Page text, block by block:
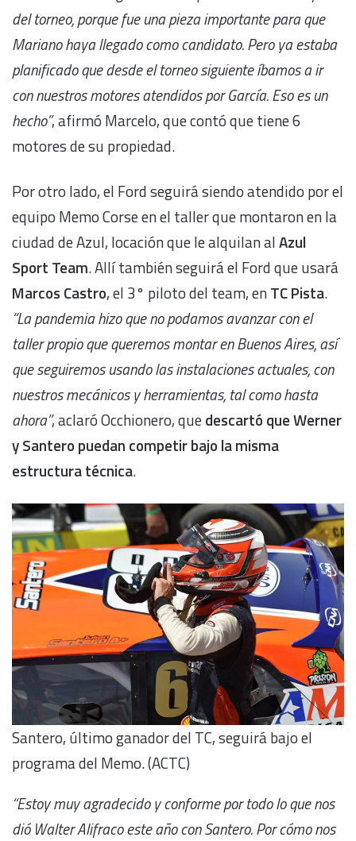
del torneo, porque fue una pieza importante para que
Mariano haya llegado como candidato. Pero ya estaba
planificado que desde el torneo siguiente íbamos a ir
con nuestros motores atendidos por García. Eso es un
hecho”, afirmó Marcelo, que contó que tiene 6
motores de su propiedad.
Por otro lado, el Ford seguirá siendo atendido por el
equipo Memo Corse en el taller que montaron en la
ciudad de Azul, locación que le alquilan alAzul
Sport Team. Allí también seguirá el Ford que usará
Marcos Castro, el 3° piloto del team, enTC Pista.
“La pandemia hizo que no podamos avanzar con el
taller propio que queremos montar en Buenos Aires, así
que seguiremos usando las instalaciones actuales, con
nuestros mecánicos y herramientas, tal como hasta
ahora”, aclaró Occhionero, quedescartó que Werner
y Santero puedan competir bajo la misma
estructura técnica.
Santero, último ganador del TC, seguirá bajo el
programa del Memo. (ACTC)
“Estoy muy agradecido y conforme por todo lo que nos
dió Walter Alifraco este año con Santero. Por cómo nos